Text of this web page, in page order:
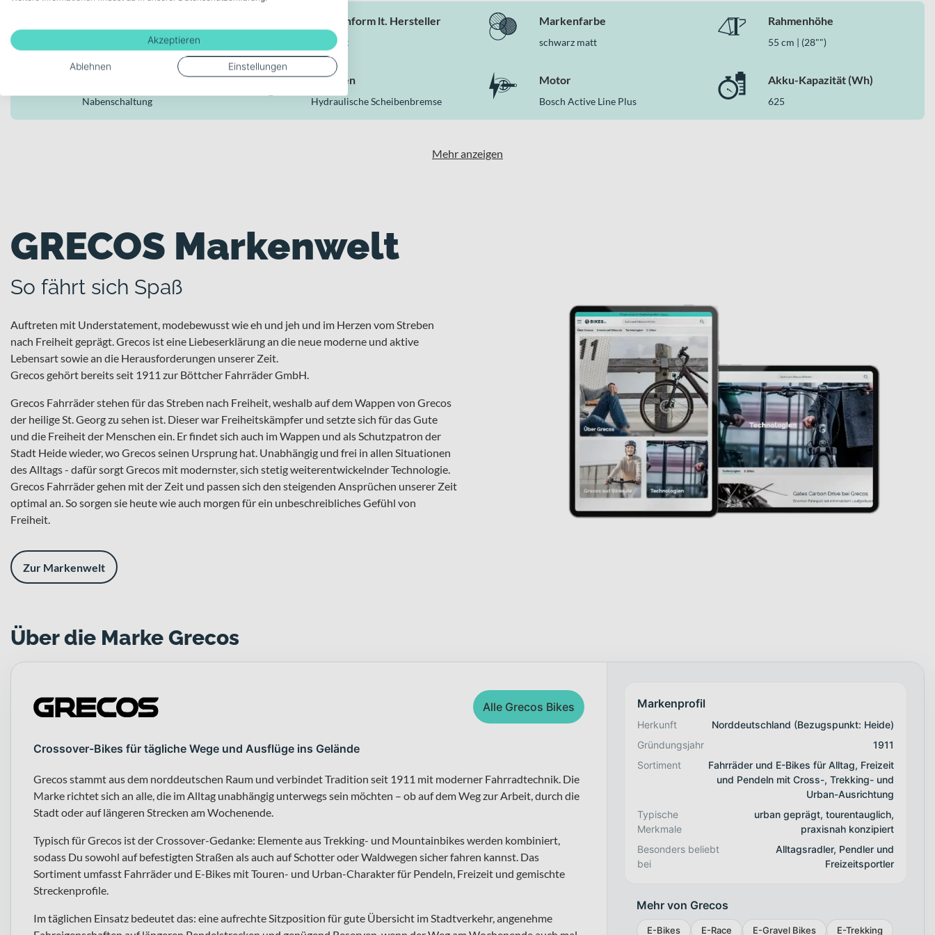
Rahmenform lt. Hersteller
Diamant
Markenfarbe
schwarz matt
Rahmenhöhe
55 cm | (28"")
Nabenschaltung
Bremsen
Hydraulische Scheibenbremse
Motor
Bosch Active Line Plus
Akku-Kapazität (Wh)
625
Mehr anzeigen
GRECOS Markenwelt
So fährt sich Spaß
Auftreten mit Understatement, modebewusst wie eh und jeh und im Herzen vom Streben
nach Freiheit geprägt. Grecos ist eine Liebeserklärung an die neue moderne und aktive
Lebensart sowie an die Herausforderungen unserer Zeit.
Grecos gehört bereits seit 1911 zur Böttcher Fahrräder GmbH.
Grecos Fahrräder stehen für das Streben nach Freiheit, weshalb auf dem Wappen von Grecos
der heilige St. Georg zu sehen ist. Dieser war Freiheitskämpfer und setzte sich für das Gute
und die Freiheit der Menschen ein. Er findet sich auch im Wappen und als Schutzpatron der
Stadt Heide wieder, wo Grecos seinen Ursprung hat. Unabhängig und frei in allen Situationen
des Alltags - dafür sorgt Grecos mit modernster, sich stetig weiterentwickelnder Technologie.
Grecos Fahrräder gehen mit der Zeit und passen sich den steigenden Ansprüchen unserer Zeit
optimal an. So sorgen sie heute wie auch morgen für ein unbeschreibliches Gefühl von
Freiheit.
Zur Markenwelt
Über die Marke Grecos
Alle Grecos Bikes
Crossover-Bikes für tägliche Wege und Ausflüge ins Gelände
Grecos stammt aus dem norddeutschen Raum und verbindet Tradition seit 1911 mit moderner Fahrradtechnik. Die
Marke richtet sich an alle, die im Alltag unabhängig unterwegs sein möchten – ob auf dem Weg zur Arbeit, durch die
Stadt oder auf längeren Strecken am Wochenende.
Typisch für Grecos ist der Crossover-Gedanke: Elemente aus Trekking- und Mountainbikes werden kombiniert,
sodass Du sowohl auf befestigten Straßen als auch auf Schotter oder Waldwegen sicher fahren kannst. Das
Sortiment umfasst Fahrräder und E-Bikes mit Touren- und Urban-Charakter für Pendeln, Freizeit und gemischte
Streckenprofile.
Im täglichen Einsatz bedeutet das: eine aufrechte Sitzposition für gute Übersicht im Stadtverkehr, angenehme
Markenprofil
Herkunft
Norddeutschland (Bezugspunkt: Heide)
Gründungsjahr
1911
Sortiment
Fahrräder und E-Bikes für Alltag, Freizeit
und Pendeln mit Cross-, Trekking- und
Urban-Ausrichtung
Typische
Merkmale
urban geprägt, tourentauglich,
praxisnah konzipiert
Besonders beliebt
bei
Alltagsradler, Pendler und
Freizeitsportler
Mehr von Grecos
E-Bikes E-Race E-Gravel Bikes E-Trekking
Akzeptieren
Ablehnen Einstellungen